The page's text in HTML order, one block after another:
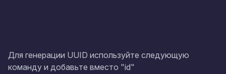
Для генерации UUID используйте следующую
команду и добавьте вместо "id"